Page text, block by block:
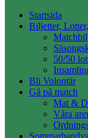
Startsida
Biljetter,
50/50
Bli Volontär
Gå på match
Mat &
Våra